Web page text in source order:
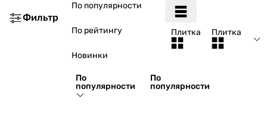
Фильтр
По популярности
По рейтингу
Новинки
По
популярности
По
популярности
Плитка Плитка